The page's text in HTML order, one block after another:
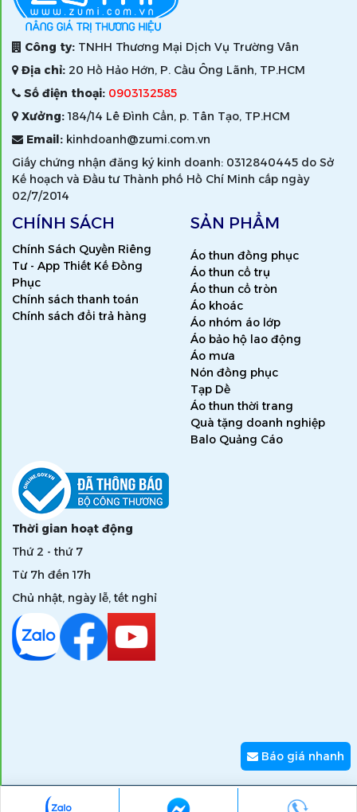
Công ty: TNHH Thương Mại Dịch Vụ Trường Vân
Địa chỉ: 20 Hồ Hảo Hớn, P. Cầu Ông Lãnh, TP.HCM
Số điện thoại: 0903132585
Xưởng:184/14 Lê Đình Cẩn, p. Tân Tạo, TP.HCM
Email: kinhdoanh@zumi.com.vn
Giấy chứng nhận đăng ký kinh doanh: 0312840445 do Sở
Kế hoạch và Đầu tư Thành phố Hồ Chí Minh cấp ngày
02/7/2014
CHÍNH SÁCH
Chính Sách Quyền Riêng
Tư - App Thiết Kế Đồng
Phục
Chính sách thanh toán
Chính sách đổi trả hàng
SẢN PHẨM
Áo thun đồng phục
Áo thun cổ trụ
Áo thun cổ tròn
Áo khoác
Áo nhóm áo lớp
Áo bảo hộ lao động
Áo mưa
Nón đồng phục
Tạp Dề
Áo thun thời trang
Quà tặng doanh nghiệp
Balo Quảng Cáo
Thời gian hoạt động
Thứ 2 - thứ 7
Từ 7h đến 17h
Chủ nhật, ngày lễ, tết nghỉ
Copyright © 2026 zumi.com.vn - Giải pháp nâng tầm giá trị
Báo giá nhanh